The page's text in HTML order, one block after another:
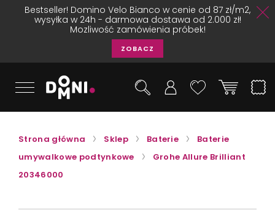
Bestseller! Domino Velo Bianco w cenie od 87 zł/m2,
wysyłka w 24h - darmowa dostawa od 2.000 zł!
Mozliwość zamówienia próbek!
ZOBACZ
Strona główna Sklep Baterie
Baterie
umywalkowe podtynkowe
Grohe Allure Brilliant
20346000